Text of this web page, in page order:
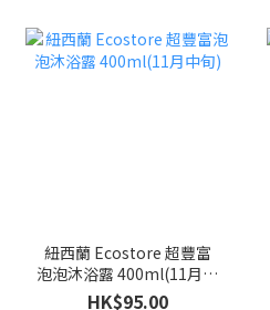
紐西蘭 Ecostore 超豐富
泡泡沐浴露 400ml(11月中
旬)
HK$95.00